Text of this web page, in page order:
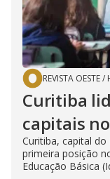
REVISTA OESTE/
Curitiba
capitais
Curitiba, capital
primeira posição
Educação Básica